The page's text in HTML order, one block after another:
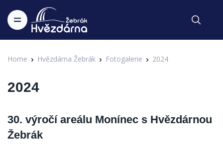
Home Hvězdárna Žebrák Fotogalerie 2024
2024
30. výročí areálu Monínec s Hvězdárnou
Žebrák